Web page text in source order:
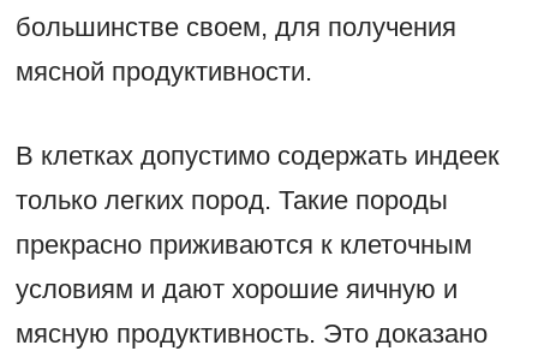
большинстве своем, для получения
мясной продуктивности.
В клетках допустимо содержать индеек
только легких пород. Такие породы
прекрасно приживаются к клеточным
условиям и дают хорошие яичную и
мясную продуктивность. Это доказано